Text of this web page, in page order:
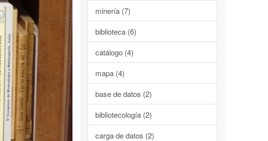
minería (7)
biblioteca (6)
catálogo (4)
mapa (4)
base de datos (2)
bibliotecología (2)
carga de datos (2)